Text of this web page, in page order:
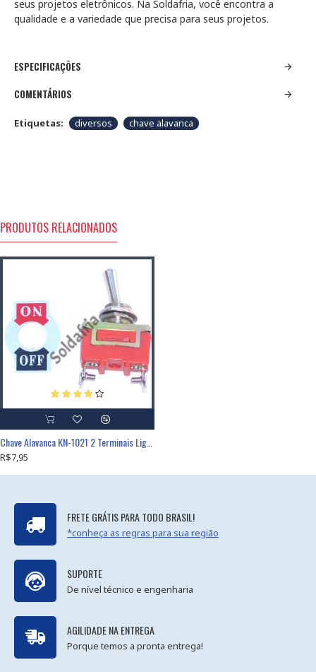
seus projetos eletrônicos. Na Soldafria, você encontra a
qualidade e a variedade que precisa para seus projetos.
ESPECIFICAÇÕES
COMENTÁRIOS
Etiquetas: diversos chave alavanca
PRODUTOS RELACIONADOS
R$7,95
FRETE GRÁTIS PARA TODO BRASIL!
*conheça as regras para sua região
SUPORTE
De nível técnico e engenharia
AGILIDADE NA ENTREGA
Porque temos a pronta entrega!